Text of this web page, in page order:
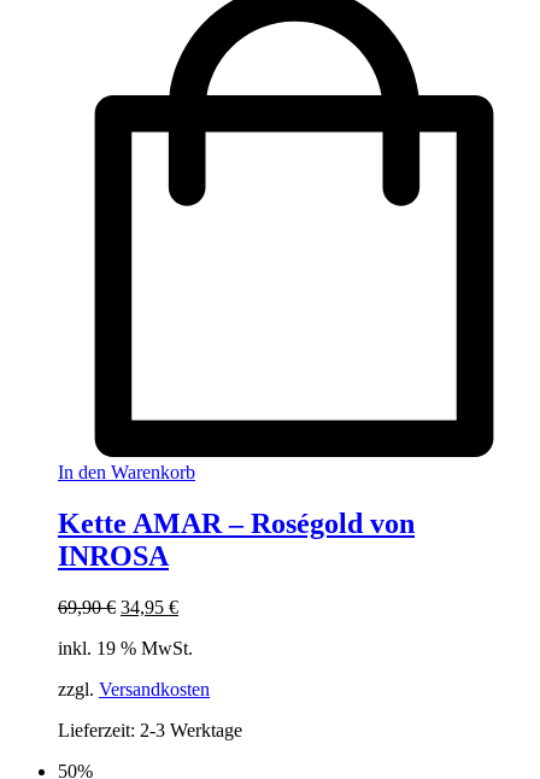
In den Warenkorb
Kette AMAR – Roségold von
INROSA
69,90€ Ursprünglicher
war:
34,95 €Aktueller
ist:
inkl. 19 % MwSt.
zzgl. Versandkosten
Lieferzeit: 2-3 Werktage
50%